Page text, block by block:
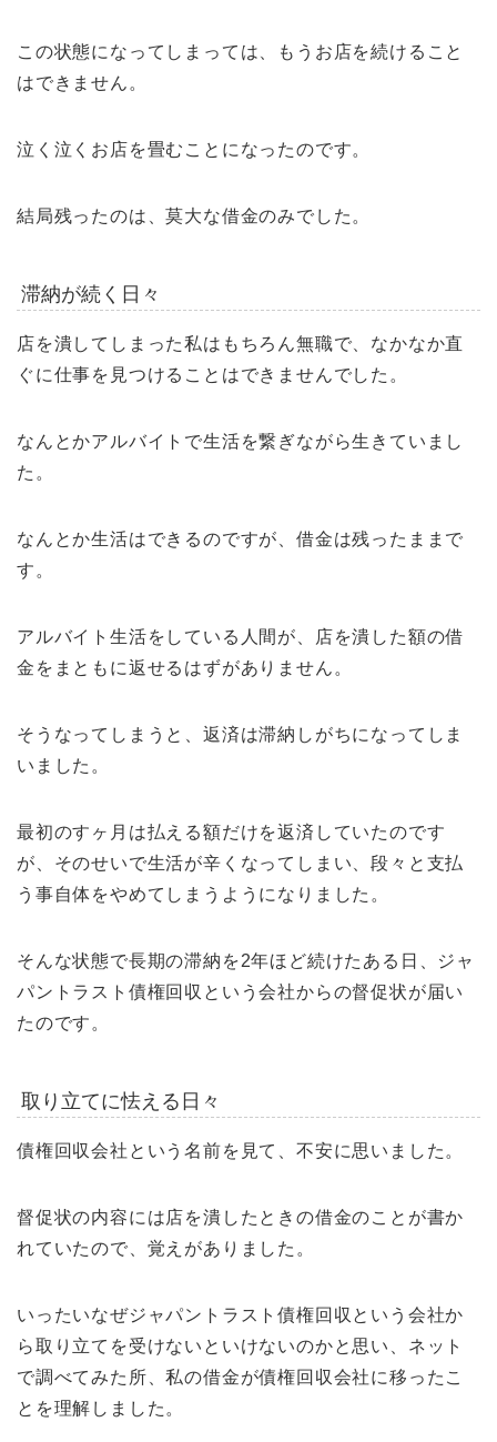
この状態になってしまっては、もうお店を続けること
はできません。
泣く泣くお店を畳むことになったのです。
結局残ったのは、莫大な借金のみでした。
滞納が続く日々
店を潰してしまった私はもちろん無職で、なかなか直
ぐに仕事を見つけることはできませんでした。
なんとかアルバイトで生活を繋ぎながら生きていまし
た。
なんとか生活はできるのですが、借金は残ったままで
す。
アルバイト生活をしている人間が、店を潰した額の借
金をまともに返せるはずがありません。
そうなってしまうと、返済は滞納しがちになってしま
いました。
最初のすヶ月は払える額だけを返済していたのです
が、そのせいで生活が辛くなってしまい、段々と支払
う事自体をやめてしまうようになりました。
そんな状態で長期の滞納を2年ほど続けたある日、ジャ
パントラスト債権回収という会社からの督促状が届い
たのです。
取り立てに怯える日々
債権回収会社という名前を見て、不安に思いました。
督促状の内容には店を潰したときの借金のことが書か
れていたので、覚えがありました。
いったいなぜジャパントラスト債権回収という会社か
ら取り立てを受けないといけないのかと思い、ネット
で調べてみた所、私の借金が債権回収会社に移ったこ
とを理解しました。